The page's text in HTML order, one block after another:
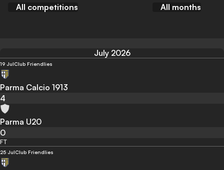
All competitions All months
July 2026
19 JulClub Friendlies
Parma Calcio 1913
4
Parma U20
0
FT
25 JulClub Friendlies